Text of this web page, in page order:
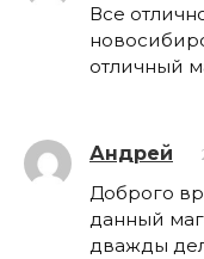
Все
отличный
Андрей
Доброго
данный
дважды